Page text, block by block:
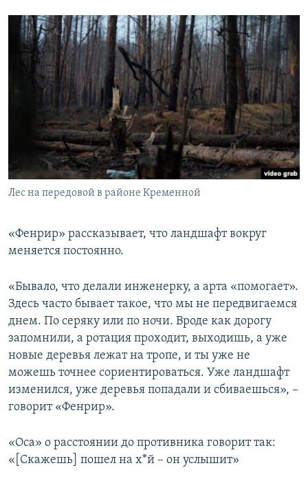
Лес на передовой в районе Кременной
«Фенрир» рассказывает, что ландшафт вокруг
меняется постоянно.
«Бывало, что делали инженерку, а арта «помогает».
Здесь часто бывает такое, что мы не передвигаемся
днем. По серяку или по ночи. Вроде как дорогу
запомнили, а ротация проходит, выходишь, а уже
новые деревья лежат на тропе, и ты уже не
можешь точнее сориентироваться. Уже ландшафт
изменился, уже деревья попадали и сбиваешься», –
говорит «Фенрир».
«Оса» о расстоянии до противника говорит так:
«[Скажешь] пошел на х*й – он услышит»